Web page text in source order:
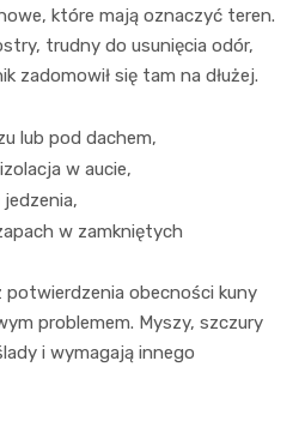
które mają oznaczyć teren.
trudny do usunięcia odór,
zadomowił się tam na dłużej.
lub pod dachem,
w aucie,
jedzenia,
w zamkniętych
obecności kuny
problemem. Myszy, szczury
i wymagają innego